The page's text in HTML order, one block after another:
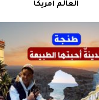
العالم أمريكا